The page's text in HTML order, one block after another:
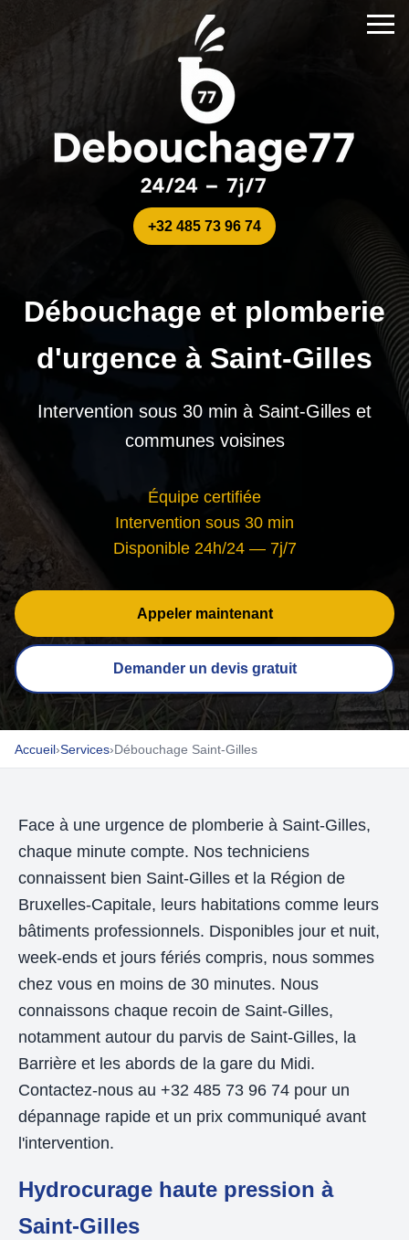
+32 485 73 96 74
Débouchage et plomberie
d'urgence à Saint-Gilles
Intervention sous 30 min à Saint-Gilles et
communes voisines
Équipe certifiée
Intervention sous 30 min
Disponible 24h/24 — 7j/7
Appeler maintenant
Demander un devis gratuit
Accueil›Services›Débouchage Saint-Gilles
Face à une urgence de plomberie à Saint-Gilles,
chaque minute compte. Nos techniciens
connaissent bien Saint-Gilles et la Région de
Bruxelles-Capitale, leurs habitations comme leurs
bâtiments professionnels. Disponibles jour et nuit,
week-ends et jours fériés compris, nous sommes
chez vous en moins de 30 minutes. Nous
connaissons chaque recoin de Saint-Gilles,
notamment autour du parvis de Saint-Gilles, la
Barrière et les abords de la gare du Midi.
Contactez-nous au +32 485 73 96 74 pour un
dépannage rapide et un prix communiqué avant
l'intervention.
Hydrocurage haute pression à
Saint-Gilles